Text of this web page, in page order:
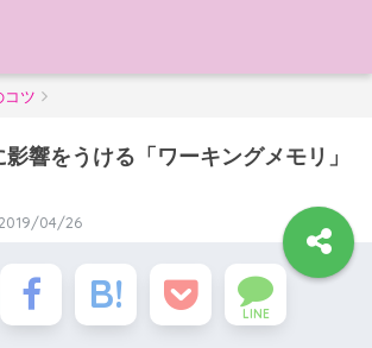
コツ
響をうける「ワーキングメモリ」
04/26
LINE